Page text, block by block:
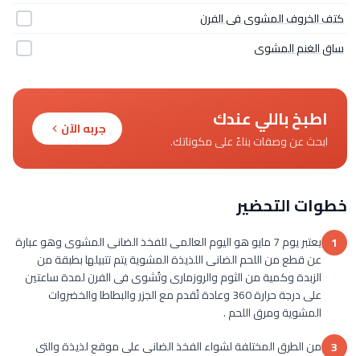
كتف الخروف المشوى فى الفرن
ساق الغنم المشوى
اطبخ باللي عندك
ابحث عن وصفات بناءً على مكوناتك.
جربه الآن
خطوات التحضير
1
يعتبر يوم 7 مايو هو اليوم العالمى للفخذ الضانى المشوى وهو عبارة
عن قطع من اللحم الضانى اللذيذة المشوية يتم تتبيلها بطبقة من
الزبدة وكمية من الثوم والروزمارى وتُشوى فى الفرن لمدة ساعتين
على درجة حرارة 360 وعادة تُقدم مع الجزر والبطاطا والخضروات
المشوية ومرق اللحم .
3 من الطرق المختلفة لشواء الفخذ الضانى على موقع لذيذة والتى